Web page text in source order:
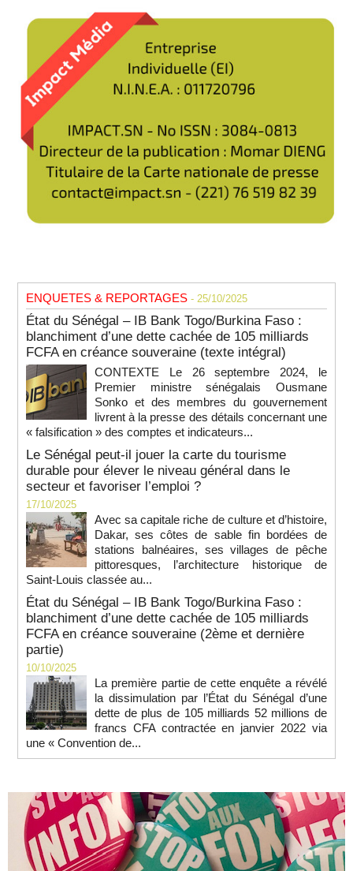
ENQUETES & REPORTAGES - 25/10/2025
État du Sénégal – IB Bank Togo/Burkina Faso :
blanchiment d’une dette cachée de 105 milliards
FCFA en créance souveraine (texte intégral)
CONTEXTE Le 26 septembre 2024, le
Premier ministre sénégalais Ousmane
Sonko et des membres du gouvernement
livrent à la presse des détails concernant une
« falsification » des comptes et indicateurs...
Le Sénégal peut-il jouer la carte du tourisme
durable pour élever le niveau général dans le
secteur et favoriser l’emploi ?
17/10/2025
Avec sa capitale riche de culture et d’histoire,
Dakar, ses côtes de sable fin bordées de
stations balnéaires, ses villages de pêche
pittoresques, l’architecture historique de
Saint-Louis classée au...
État du Sénégal – IB Bank Togo/Burkina Faso :
blanchiment d’une dette cachée de 105 milliards
FCFA en créance souveraine (2ème et dernière
partie)
10/10/2025
La première partie de cette enquête a révélé
la dissimulation par l’État du Sénégal d’une
dette de plus de 105 milliards 52 millions de
francs CFA contractée en janvier 2022 via
une « Convention de...